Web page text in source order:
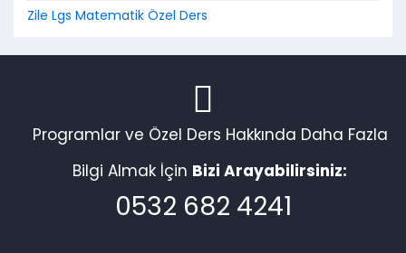
Zile Lgs Matematik Özel Ders
Programlar ve Özel Ders Hakkında Daha Fazla
Bilgi Almak İçin Bizi Arayabilirsiniz:
0532 682 4241